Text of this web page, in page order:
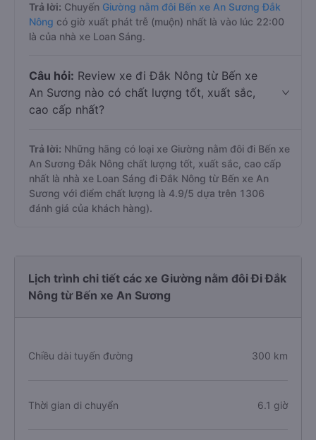
Trả lời: Chuyến Giường nằm đôi Bến xe An Sương Đắk
Nông có giờ xuất phát trễ (muộn) nhất là vào lúc 22:00
là của nhà xe Loan Sáng.
Câu hỏi: Review xe đi Đắk Nông từ Bến xe
An Sương nào có chất lượng tốt, xuất sắc,
cao cấp nhất?
Trả lời: Những hãng có loại xe Giường nằm đôi đi Bến xe
An Sương Đắk Nông chất lượng tốt, xuất sắc, cao cấp
nhất là nhà xe Loan Sáng đi Đắk Nông từ Bến xe An
Sương với điểm chất lượng là 4.9/5 dựa trên 1306
đánh giá của khách hàng).
Lịch trình chi tiết các xe Giường nằm đôi Đi Đắk
Nông từ Bến xe An Sương
Chiều dài tuyến đường 300 km
Thời gian di chuyển 6.1 giờ